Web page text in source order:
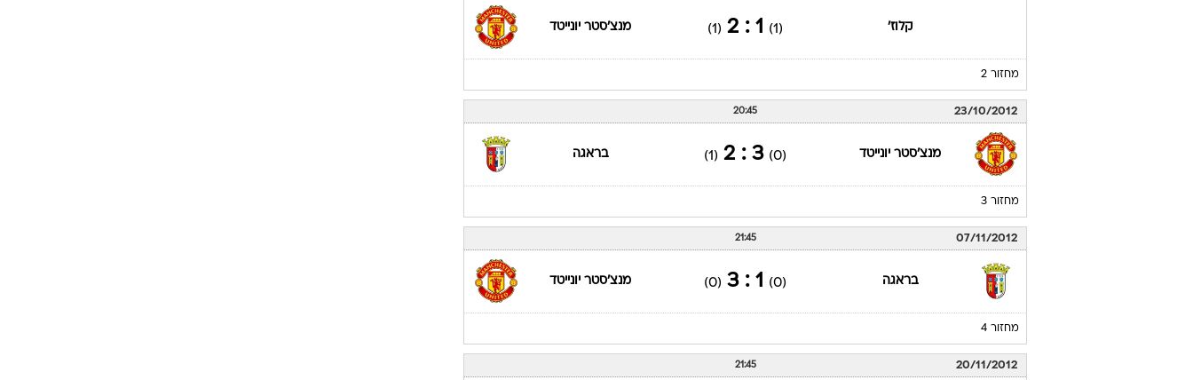
קלוז' (1)
1 : 2
(1) מנצ'סטר יונייטד
מחזור 2
23/10/2012
20:45
מנצ'סטר יונייטד (0)
3 : 2
(1) בראגה
מחזור 3
07/11/2012
21:45
בראגה (0)
1 : 3
(0) מנצ'סטר יונייטד
מחזור 4
20/11/2012
21:45